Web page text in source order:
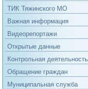
ТИК Тяжинского МО
Важная информация
Видеорепортажи
Открытые данные
Контрольная деятельность
Обращение граждан
Муниципальная служба